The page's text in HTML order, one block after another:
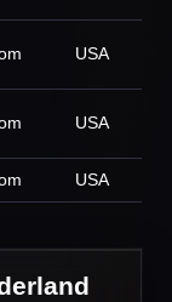
USA
USA
USA